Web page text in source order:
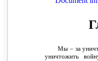
рублей,
градоначальником,
имущества случился.